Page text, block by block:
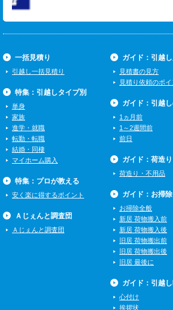
一括見積り
引越し一括見積り
特集：引越しタイプ別
単身
家族
進学・就職
転勤・転職
結婚・同棲
マイホーム購入
特集：プロが教える
安く楽に得するポイント
Ａじぇんと調査団
Ａじぇんと調査団
ガイド：引越
見積書の見方
見積り依頼のポイ
ガイド：引越
1ヵ月前
1～2週間前
前日
ガイド：荷造
荷造り・不用品
ガイド：お掃除
お掃除全般
新居 荷物搬入前
新居 荷物搬入後
旧居 荷物搬出前
旧居 荷物搬出後
旧居 最後に
ガイド：引越
心付け
挨拶状